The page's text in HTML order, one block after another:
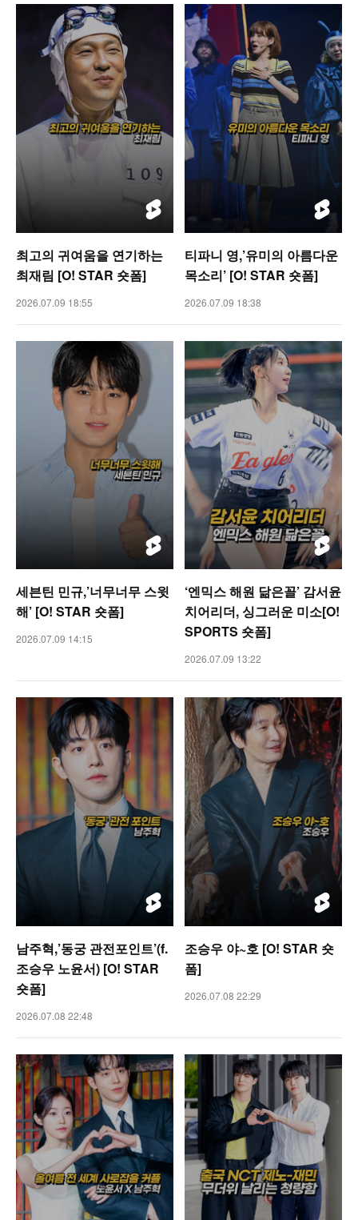
최고의 귀여움을 연기하는
최재림 [O! STAR 숏폼]
2026.07.09 18:55
티파니 영,’유미의 아름다운
목소리’ [O! STAR 숏폼]
2026.07.09 18:38
세븐틴 민규,’너무너무 스윗
해’ [O! STAR 숏폼]
2026.07.09 14:15
‘엔믹스 해원 닮은꼴’ 감서윤
치어리더, 싱그러운 미소[O!
SPORTS 숏폼]
2026.07.09 13:22
남주혁,’동궁 관전포인트’(f.
조승우 노윤서) [O! STAR
숏폼]
2026.07.08 22:48
조승우 야~호 [O! STAR 숏
폼]
2026.07.08 22:29